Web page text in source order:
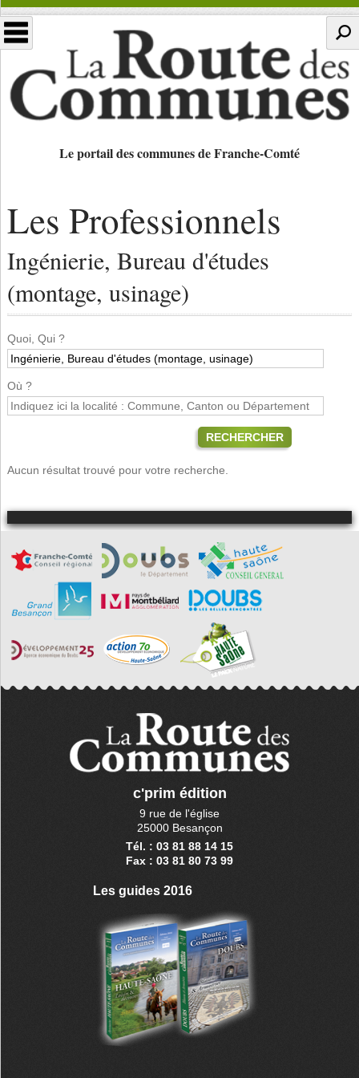
Le portail des communes de Franche-Comté
Les Professionnels
Ingénierie, Bureau d'études
(montage, usinage)
Quoi, Qui ?
Où ?
RECHERCHER
Aucun résultat trouvé pour votre recherche.
c'prim édition
9 rue de l'église
25000 Besançon
Tél. : 03 81 88 14 15
Fax : 03 81 80 73 99
Les guides 2016